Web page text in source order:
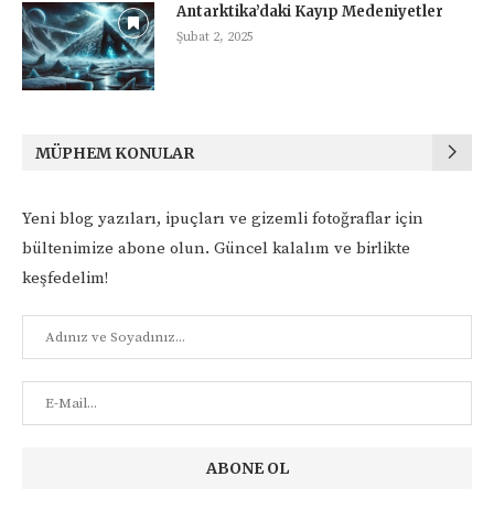
Antarktika’daki Kayıp Medeniyetler
Şubat 2, 2025
MÜPHEM KONULAR
Yeni blog yazıları, ipuçları ve gizemli fotoğraflar için
bültenimize abone olun. Güncel kalalım ve birlikte
keşfedelim!